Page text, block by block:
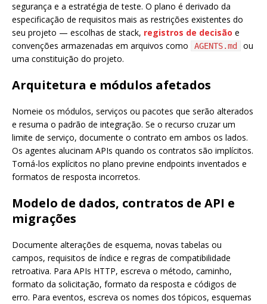
segurança e a estratégia de teste. O plano é derivado da
especificação de requisitos mais as restrições existentes do
seu projeto — escolhas de stack, registros de decisão e
convenções armazenadas em arquivos como
AGENTS.md
ou
uma constituição do projeto.
Arquitetura e módulos afetados
Nomeie os módulos, serviços ou pacotes que serão alterados
e resuma o padrão de integração. Se o recurso cruzar um
limite de serviço, documente o contrato em ambos os lados.
Os agentes alucinam APIs quando os contratos são implícitos.
Torná-los explícitos no plano previne endpoints inventados e
formatos de resposta incorretos.
Modelo de dados, contratos de API e
migrações
Documente alterações de esquema, novas tabelas ou
campos, requisitos de índice e regras de compatibilidade
retroativa. Para APIs HTTP, escreva o método, caminho,
formato da solicitação, formato da resposta e códigos de
erro. Para eventos, escreva os nomes dos tópicos, esquemas